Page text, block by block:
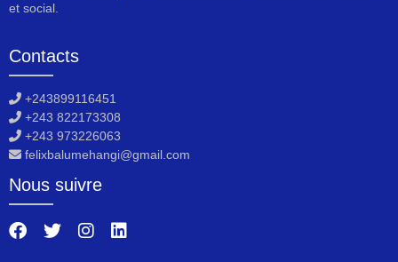
et social.
Contacts
+243899116451
+243 822173308
+243 973226063
felixbalumehangi@gmail.com
Nous suivre